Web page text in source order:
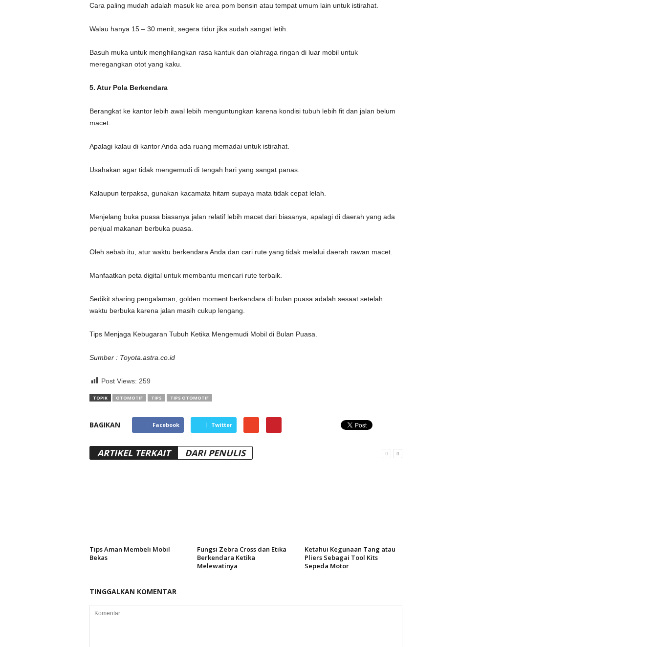
Cara paling mudah adalah masuk ke area pom bensin atau tempat umum lain untuk istirahat.
Walau hanya 15 – 30 menit, segera tidur jika sudah sangat letih.
Basuh muka untuk menghilangkan rasa kantuk dan olahraga ringan di luar mobil untuk
meregangkan otot yang kaku.
5. Atur Pola Berkendara
Berangkat ke kantor lebih awal lebih menguntungkan karena kondisi tubuh lebih fit dan jalan belum
macet.
Apalagi kalau di kantor Anda ada ruang memadai untuk istirahat.
Usahakan agar tidak mengemudi di tengah hari yang sangat panas.
Kalaupun terpaksa, gunakan kacamata hitam supaya mata tidak cepat lelah.
Menjelang buka puasa biasanya jalan relatif lebih macet dari biasanya, apalagi di daerah yang ada
penjual makanan berbuka puasa.
Oleh sebab itu, atur waktu berkendara Anda dan cari rute yang tidak melalui daerah rawan macet.
Manfaatkan peta digital untuk membantu mencari rute terbaik.
Sedikit sharing pengalaman, golden moment berkendara di bulan puasa adalah sesaat setelah
waktu berbuka karena jalan masih cukup lengang.
Tips Menjaga Kebugaran Tubuh Ketika Mengemudi Mobil di Bulan Puasa.
Sumber : Toyota.astra.co.id
Post Views: 259
TOPIK OTOMOTIF TIPS TIPS OTOMOTIF
BAGIKAN Facebook Twitter
ARTIKEL TERKAIT DARI PENULIS
Tips Aman Membeli Mobil
Bekas
Fungsi Zebra Cross dan Etika
Berkendara Ketika
Melewatinya
Ketahui Kegunaan Tang atau
Pliers Sebagai Tool Kits
Sepeda Motor
TINGGALKAN KOMENTAR